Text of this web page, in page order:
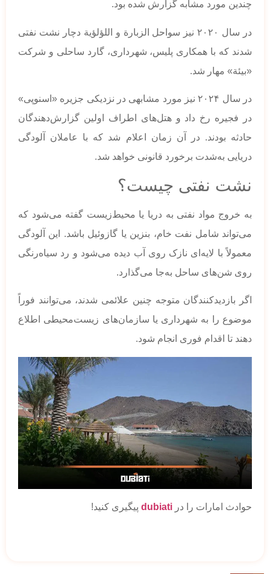
چندین مورد مشابه گزارش شده بود.
در سال ۲۰۲۰ نیز سواحل الزبارة و اللؤلؤية دچار نشت نفتی
شدند که با همکاری پلیس، شهرداری، گارد ساحلی و شرکت
«بیئة» مهار شد.
در سال ۲۰۲۴ نیز مورد مشابهی در نزدیکی جزیره «اسنوپی»
در فجیره رخ داد و هتل‌های اطراف اولین گزارش‌دهندگان
حادثه بودند. در آن زمان اعلام شد که با عاملان آلودگی
دریایی به‌شدت برخورد قانونی خواهد شد.
نشت نفتی چیست؟
به خروج مواد نفتی به دریا یا محیط‌زیست گفته می‌شود که
می‌تواند شامل نفت خام، بنزین یا گازوئیل باشد. این آلودگی
معمولاً با لایه‌ای نازک روی آب دیده می‌شود و رد سیاه‌رنگی
روی شن‌های ساحل به‌جا می‌گذارد.
اگر بازدیدکنندگان متوجه چنین علائمی شدند، می‌توانند فوراً
موضوع را به شهرداری یا سازمان‌های زیست‌محیطی اطلاع
دهند تا اقدام فوری انجام شود.
حوادث امارات را در dubiati پیگیری کنید!